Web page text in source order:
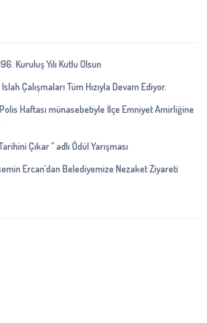
Kuruluş Yılı Kutlu Olsun
Çalışmaları Tüm Hızıyla Devam Ediyor.
Haftası münasebetiyle İlçe Emniyet Amirliğine
Çıkar ’’ adlı Ödül Yarışması
Ercan’dan Belediyemize Nezaket Ziyareti